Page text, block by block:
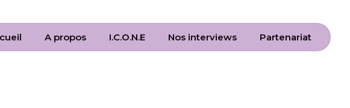
A propos I.C.O.N.E Nos interviews Partenariat